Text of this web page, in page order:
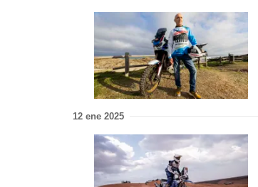
12 ene 2025